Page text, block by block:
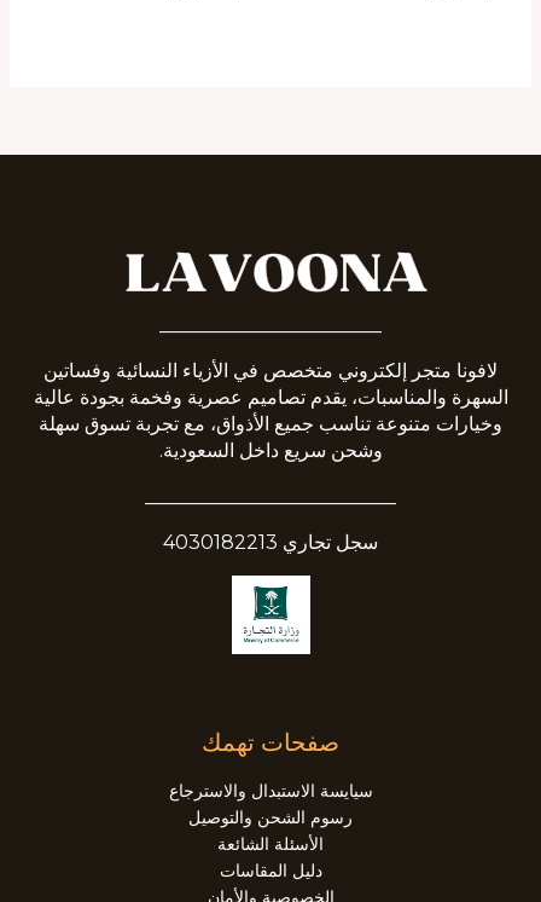
لافونا متجر إلكتروني متخصص في الأزياء النسائية وفساتين
السهرة والمناسبات، يقدم تصاميم عصرية وفخمة بجودة عالية
وخيارات متنوعة تناسب جميع الأذواق، مع تجربة تسوق سهلة
وشحن سريع داخل السعودية.
سجل تجاري 4030182213
صفحات تهمك
سيايسة الاستبدال والاسترجاع
رسوم الشحن والتوصيل
الأسئلة الشائعة
دليل المقاسات
الخصوصية والأمان